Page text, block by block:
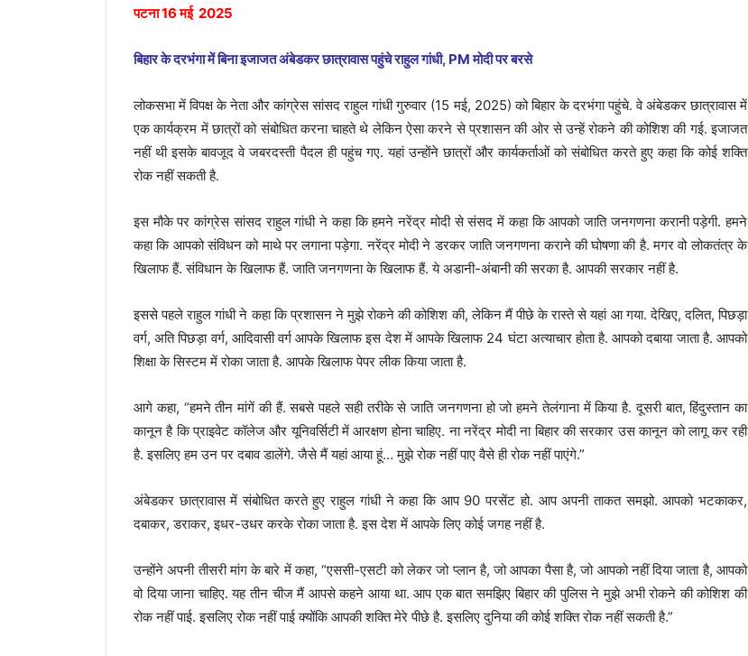
पटना 16 मई 2025
बिहार के दरभंगा में बिना इजाजत अंबेडकर छात्रावास पहुंचे राहुल गांधी, PM मोदी पर बरसे
लोकसभा में विपक्ष के नेता और कांग्रेस सांसद राहुल गांधी गुरुवार (15 मई, 2025) को बिहार के दरभंगा पहुंचे. वे अंबेडकर छात्रावास में
एक कार्यक्रम में छात्रों को संबोधित करना चाहते थे लेकिन ऐसा करने से प्रशासन की ओर से उन्हें रोकने की कोशिश की गई. इजाजत
नहीं थी इसके बावजूद वे जबरदस्ती पैदल ही पहुंच गए. यहां उन्होंने छात्रों और कार्यकर्ताओं को संबोधित करते हुए कहा कि कोई शक्ति
रोक नहीं सकती है.
इस मौके पर कांग्रेस सांसद राहुल गांधी ने कहा कि हमने नरेंद्र मोदी से संसद में कहा कि आपको जाति जनगणना करानी पड़ेगी. हमने
कहा कि आपको संविधन को माथे पर लगाना पड़ेगा. नरेंद्र मोदी ने डरकर जाति जनगणना कराने की घोषणा की है. मगर वो लोकतंत्र के
खिलाफ हैं. संविधान के खिलाफ हैं. जाति जनगणना के खिलाफ हैं. ये अडानी-अंबानी की सरका है. आपकी सरकार नहीं है.
इससे पहले राहुल गांधी ने कहा कि प्रशासन ने मुझे रोकने की कोशिश की, लेकिन मैं पीछे के रास्ते से यहां आ गया. देखिए, दलित, पिछड़ा
वर्ग, अति पिछड़ा वर्ग, आदिवासी वर्ग आपके खिलाफ इस देश में आपके खिलाफ 24 घंटा अत्याचार होता है. आपको दबाया जाता है. आपको
शिक्षा के सिस्टम में रोका जाता है. आपके खिलाफ पेपर लीक किया जाता है.
आगे कहा, “हमने तीन मांगें की हैं. सबसे पहले सही तरीके से जाति जनगणना हो जो हमने तेलंगाना में किया है. दूसरी बात, हिंदुस्तान का
कानून है कि प्राइवेट कॉलेज और यूनिवर्सिटी में आरक्षण होना चाहिए. ना नरेंद्र मोदी ना बिहार की सरकार उस कानून को लागू कर रही
है. इसलिए हम उन पर दबाव डालेंगे. जैसे मैं यहां आया हूं… मुझे रोक नहीं पाए वैसे ही रोक नहीं पाएंगे.”
अंबेडकर छात्रावास में संबोधित करते हुए राहुल गांधी ने कहा कि आप 90 परसेंट हो. आप अपनी ताकत समझो. आपको भटकाकर,
दबाकर, डराकर, इधर-उधर करके रोका जाता है. इस देश में आपके लिए कोई जगह नहीं है.
उन्होंने अपनी तीसरी मांग के बारे में कहा, “एससी-एसटी को लेकर जो प्लान है, जो आपका पैसा है, जो आपको नहीं दिया जाता है, आपको
वो दिया जाना चाहिए. यह तीन चीज मैं आपसे कहने आया था. आप एक बात समझिए बिहार की पुलिस ने मुझे अभी रोकने की कोशिश की
रोक नहीं पाई. इसलिए रोक नहीं पाई क्योंकि आपकी शक्ति मेरे पीछे है. इसलिए दुनिया की कोई शक्ति रोक नहीं सकती है.”